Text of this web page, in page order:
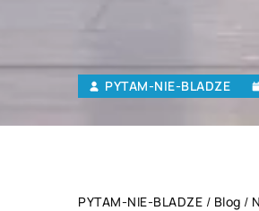
PYTAM-NIE-BLADZE
PYTAM-NIE-BLADZE / Blog /